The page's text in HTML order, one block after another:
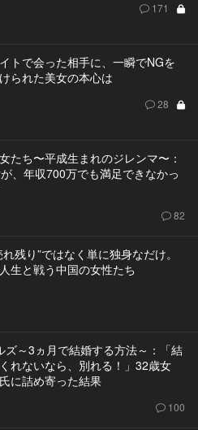
171
トで会った相手に、一瞬でNGを
られた美女の本心は
28
たち〜平成生まれのジレンマ〜：
、年収700万でも満足できなかっ
82
残り”ではなく単に独身なだけ。
生と戦う中国の女性たち
ズ～3ヵ月で結婚する方法～：「結
れないなら、別れる！」32歳女
に詰め寄った結果
100